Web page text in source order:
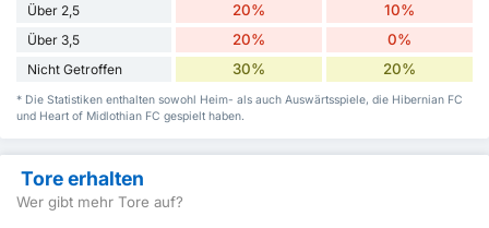
Über 2,5 20% 10%
Über 3,5 20% 0%
Nicht Getroffen 30% 20%
* Die Statistiken enthalten sowohl Heim- als auch Auswärtsspiele, die Hibernian FC
und Heart of Midlothian FC gespielt haben.
Tore erhalten
Wer gibt mehr Tore auf?